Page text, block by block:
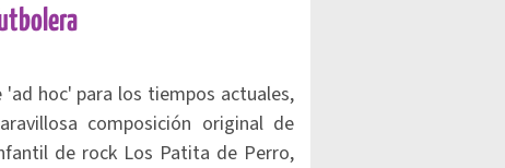
hoc' para los tiempos actuales,
composición original de
de rock Los Patita de Perro,